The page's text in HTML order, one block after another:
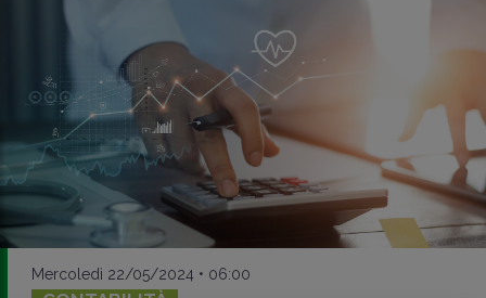
Mercoledì 22/05/2024 • 06:00